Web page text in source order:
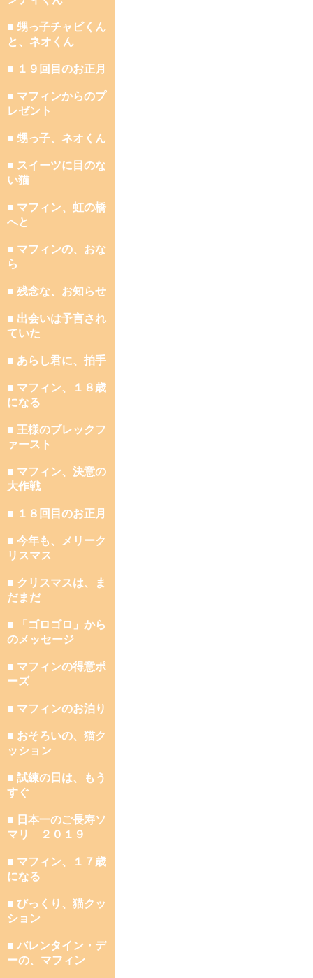
■ 甥っ子チャビくん
と、ネオくん
■ １９回目のお正月
■ マフィンからのプ
レゼント
■ 甥っ子、ネオくん
■ スイーツに目のな
い猫
■ マフィン、虹の橋
へと
■ マフィンの、おな
ら
■ 残念な、お知らせ
■ 出会いは予言され
ていた
■ あらし君に、拍手
■ マフィン、１８歳
になる
■ 王様のブレックフ
ァースト
■ マフィン、決意の
大作戦
■ １８回目のお正月
■ 今年も、メリーク
リスマス
■ クリスマスは、ま
だまだ
■ 「ゴロゴロ」から
のメッセージ
■ マフィンの得意ポ
ーズ
■ マフィンのお泊り
■ おそろいの、猫ク
ッション
■ 試練の日は、もう
すぐ
■ 日本一のご長寿ソ
マリ ２０１９
■ マフィン、１７歳
になる
■ びっくり、猫クッ
ション
■ バレンタイン・デ
ーの、マフィン